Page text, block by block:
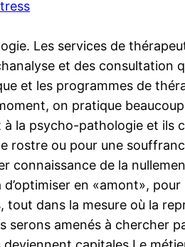
Les services de
et des
et les programmes de
on pratique
la psycho-pathologie et
ou pour une
connaissance de la
en «amont»,
tout dans la mesure où la
amenés à chercher